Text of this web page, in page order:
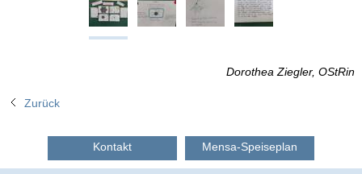
Dorothea Ziegler, OStRin
Zurück
Kontakt Mensa-Speiseplan